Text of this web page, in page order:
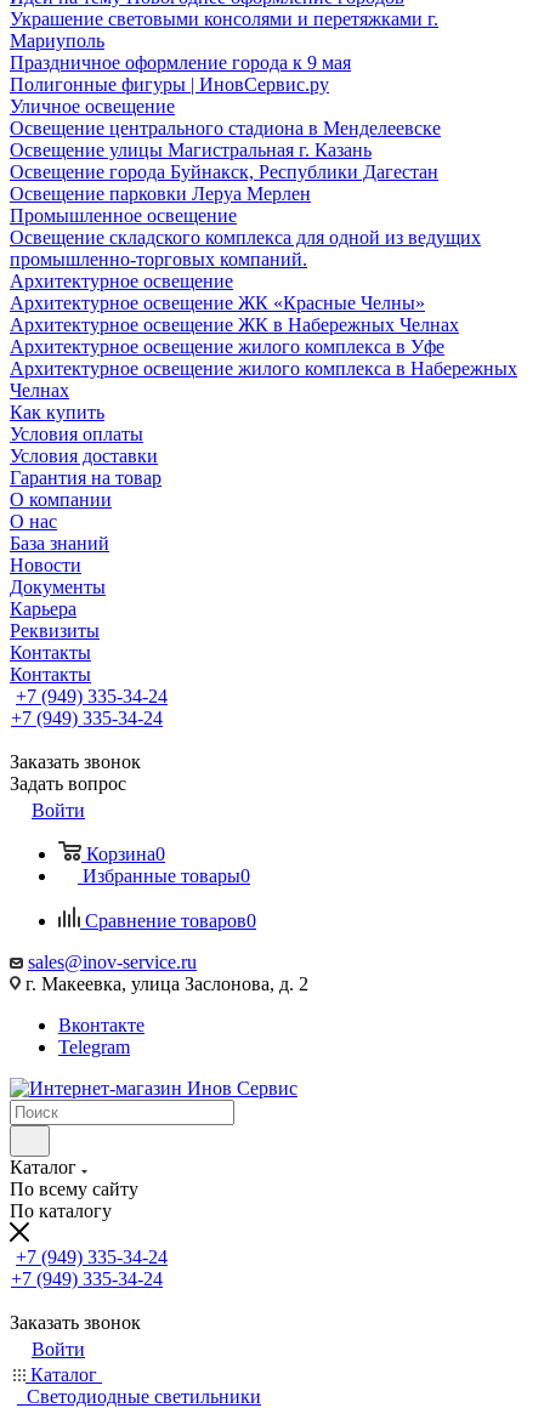
Украшение световыми консолями и перетяжками г.
Мариуполь
Праздничное оформление города к 9 мая
Полигонные фигуры | ИновСервис.ру
Уличное освещение
Освещение центрального стадиона в Менделеевске
Освещение улицы Магистральная г. Казань
Освещение города Буйнакск, Республики Дагестан
Освещение парковки Леруа Мерлен
Промышленное освещение
Освещение складского комплекса для одной из ведущих
промышленно-торговых компаний.
Архитектурное освещение
Архитектурное освещение ЖК «Красные Челны»
Архитектурное освещение ЖК в Набережных Челнах
Архитектурное освещение жилого комплекса в Уфе
Архитектурное освещение жилого комплекса в Набережных
Челнах
Как купить
Условия оплаты
Условия доставки
Гарантия на товар
О компании
О нас
База знаний
Новости
Документы
Карьера
Реквизиты
Контакты
Контакты
+7 (949) 335-34-24
+7 (949) 335-34-24
Заказать звонок
Задать вопрос
Войти
Корзина0
Избранные товары0
Сравнение товаров0
sales@inov-service.ru
г. Макеевка, улица Заслонова, д. 2
Вконтакте
Telegram
Каталог
По всему сайту
По каталогу
+7 (949) 335-34-24
+7 (949) 335-34-24
Заказать звонок
Войти
Каталог
Светодиодные светильники